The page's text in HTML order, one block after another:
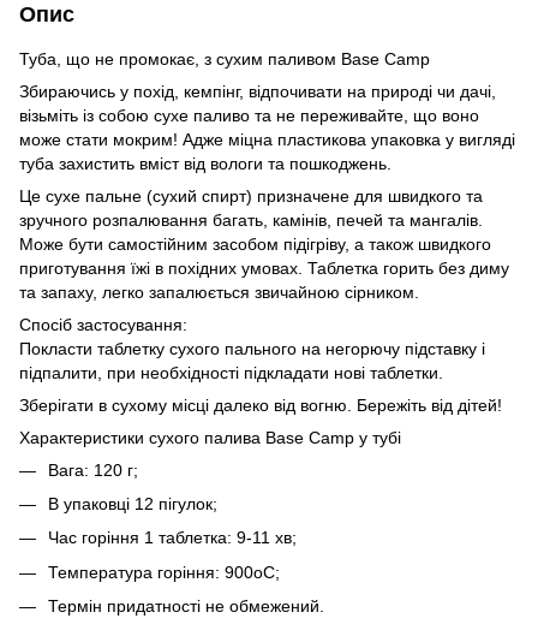
Опис
Туба, що не промокає, з сухим паливом Base Camp
Збираючись у похід, кемпінг, відпочивати на природі чи дачі,
візьміть із собою сухе паливо та не переживайте, що воно
може стати мокрим! Адже міцна пластикова упаковка у вигляді
туба захистить вміст від вологи та пошкоджень.
Це сухе пальне (сухий спирт) призначене для швидкого та
зручного розпалювання багать, камінів, печей та мангалів.
Може бути самостійним засобом підігріву, а також швидкого
приготування їжі в похідних умовах. Таблетка горить без диму
та запаху, легко запалюється звичайною сірником.
Спосіб застосування:
Покласти таблетку сухого пального на негорючу підставку і
підпалити, при необхідності підкладати нові таблетки.
Зберігати в сухому місці далеко від вогню. Бережіть від дітей!
Характеристики сухого палива Base Camp у тубі
Вага: 120 г;
В упаковці 12 пігулок;
Час горіння 1 таблетка: 9-11 хв;
Температура горіння: 900оС;
Термін придатності не обмежений.